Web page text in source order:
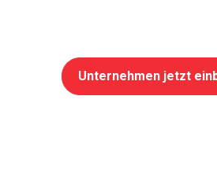
Unternehmen jetzt